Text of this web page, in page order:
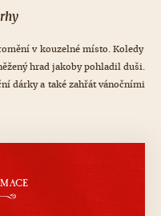
v kouzelné místo. Koledy
hrad jakoby pohladil duši.
dárky a také zahřát vánočními